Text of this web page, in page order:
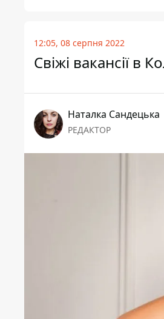
12:05, 08 серпня 2022
Свіжі вакансії в
Наталка Сандецька
РЕДАКТОР